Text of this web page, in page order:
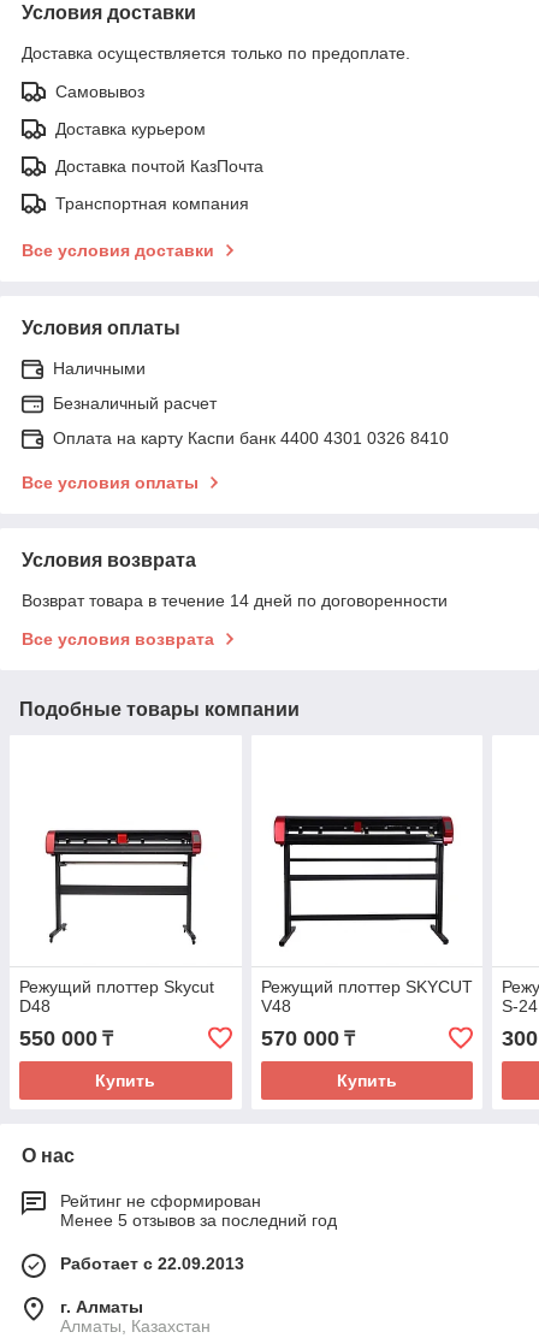
Условия доставки
Доставка осуществляется только по предоплате.
Самовывоз
Доставка курьером
Доставка почтой КазПочта
Транспортная компания
Все условия доставки
Условия оплаты
Наличными
Безналичный расчет
Оплата на карту Каспи банк 4400 4301 0326 8410
Все условия оплаты
Условия возврата
Возврат товара в течение 14 дней по договоренности
Все условия возврата
Подобные товары компании
Режущий плоттер Skycut
D48
550 000 ₸
Купить
Режущий плоттер SKYCUT
V48
570 000₸
Купить
S-24
О нас
Рейтинг не сформирован
Менее 5 отзывов за последний год
Работает с 22.09.2013
г. Алматы
Алматы, Казахстан